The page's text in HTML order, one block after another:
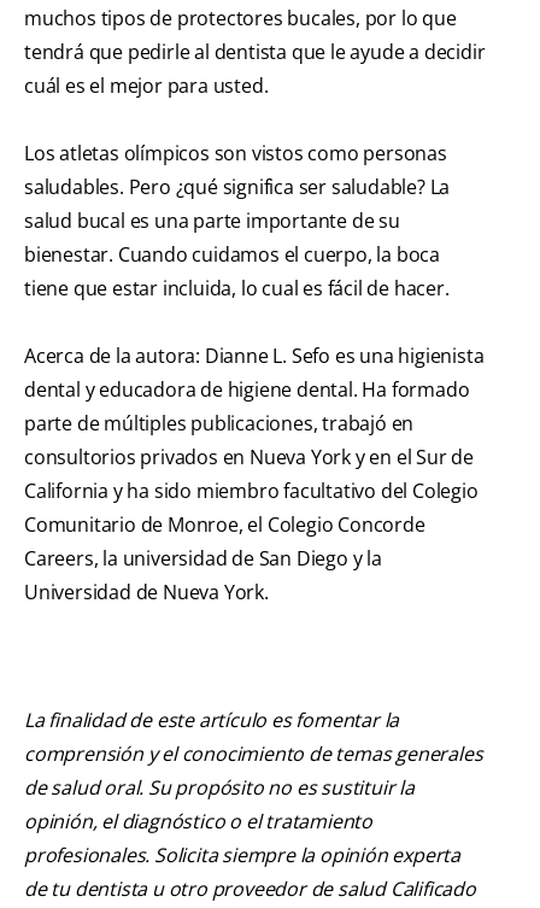
muchos tipos de protectores bucales, por lo que
tendrá que pedirle al dentista que le ayude a decidir
cuál es el mejor para usted.
Los atletas olímpicos son vistos como personas
saludables. Pero ¿qué significa ser saludable? La
salud bucal es una parte importante de su
bienestar. Cuando cuidamos el cuerpo, la boca
tiene que estar incluida, lo cual es fácil de hacer.
Acerca de la autora: Dianne L. Sefo es una higienista
dental y educadora de higiene dental. Ha formado
parte de múltiples publicaciones, trabajó en
consultorios privados en Nueva York y en el Sur de
California y ha sido miembro facultativo del Colegio
Comunitario de Monroe, el Colegio Concorde
Careers, la universidad de San Diego y la
Universidad de Nueva York.
La finalidad de este artículo es fomentar la
comprensión y el conocimiento de temas generales
de salud oral. Su propósito no es sustituir la
opinión, el diagnóstico o el tratamiento
profesionales. Solicita siempre la opinión experta
de tu dentista u otro proveedor de salud Calificado